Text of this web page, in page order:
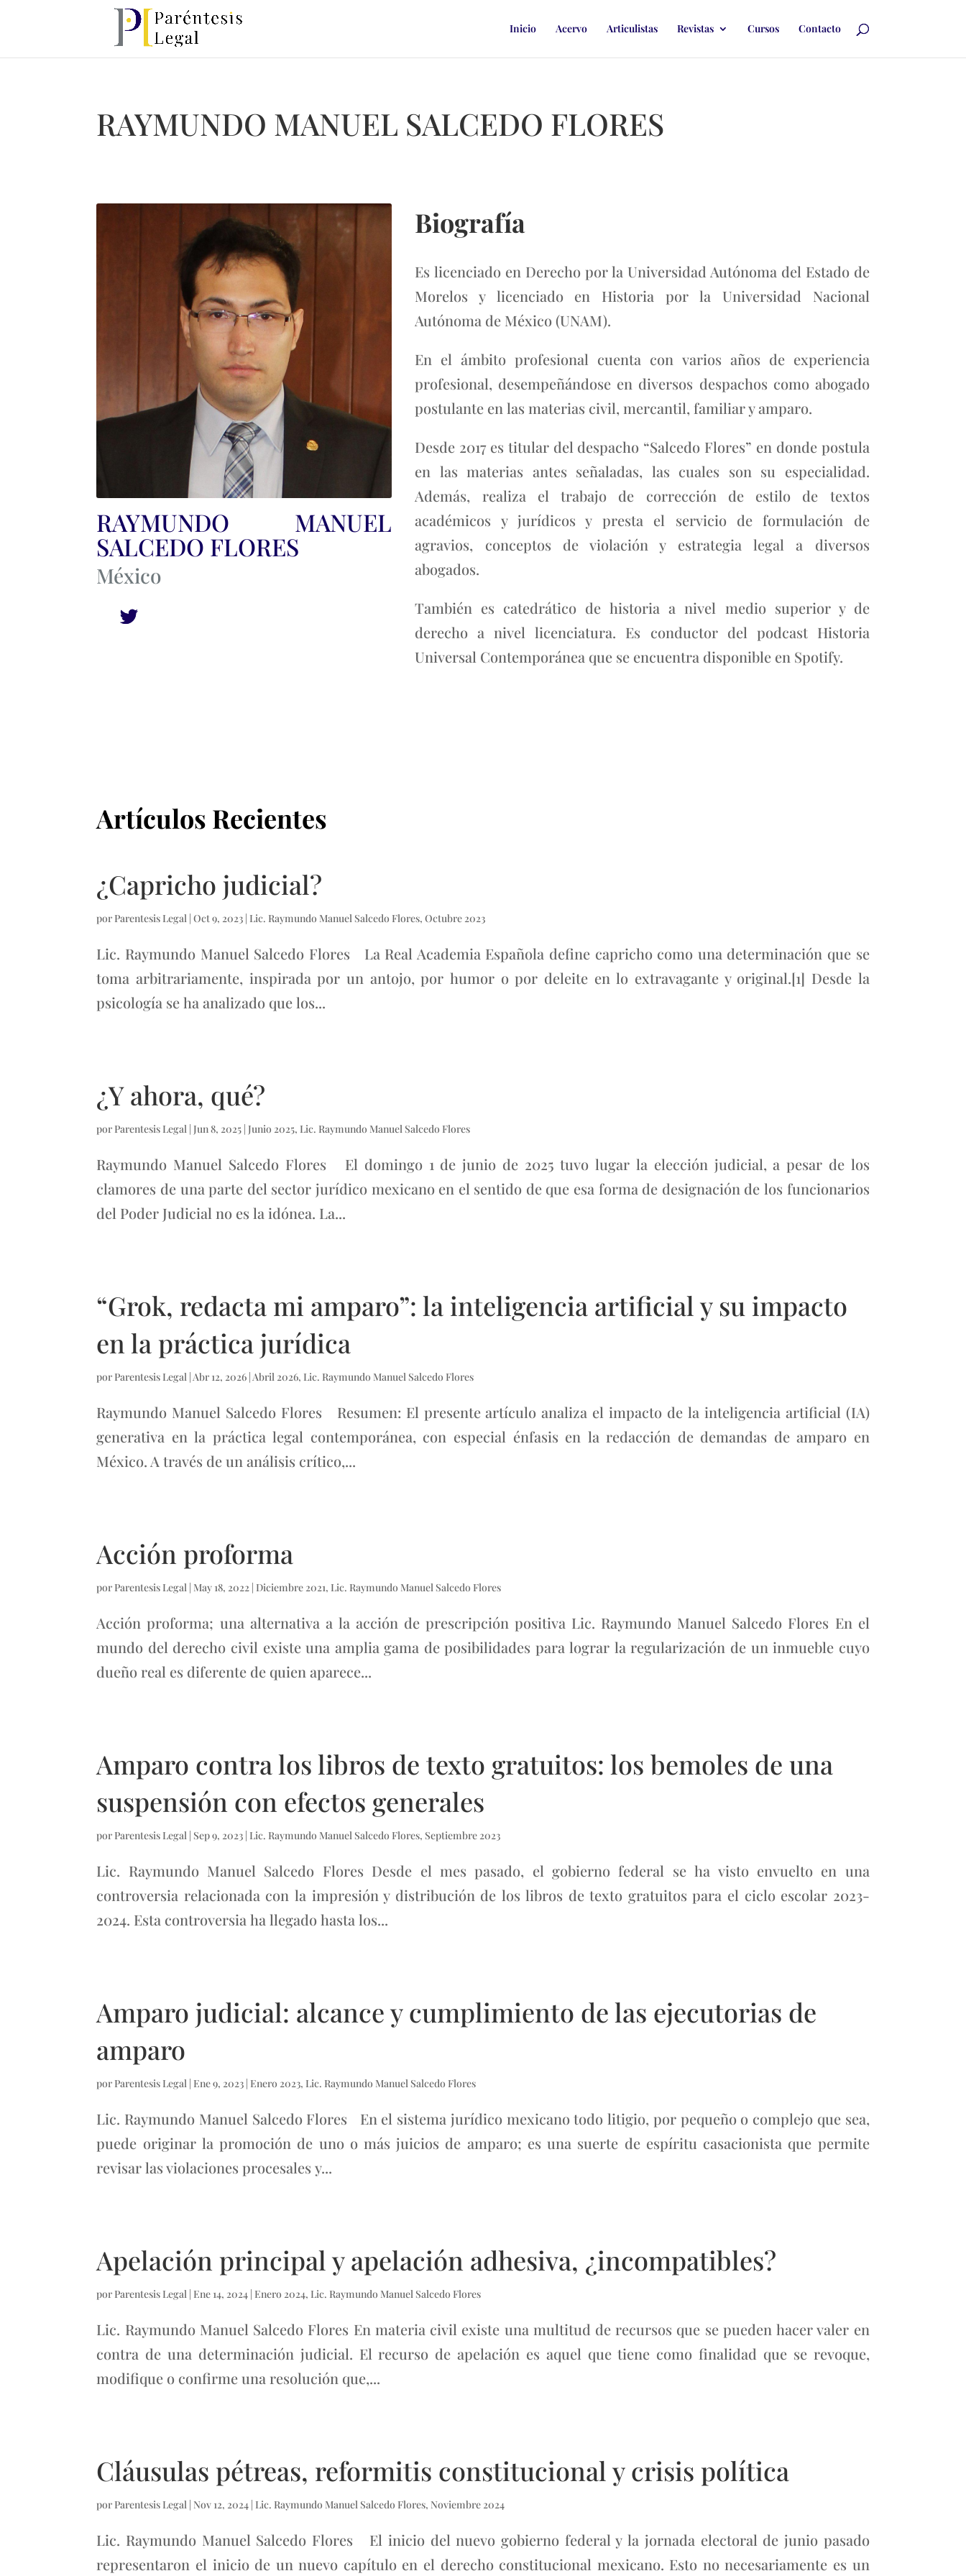
Inicio Acervo Articulistas Revistas Cursos Contacto
RAYMUNDO MANUEL SALCEDO FLORES
RAYMUNDO MANUEL
SALCEDO FLORES
México
Biografía
Es licenciado en Derecho por la Universidad Autónoma del Estado de
Morelos y licenciado en Historia por la Universidad Nacional
Autónoma de México (UNAM).
En el ámbito profesional cuenta con varios años de experiencia
profesional, desempeñándose en diversos despachos como abogado
postulante en las materias civil, mercantil, familiar y amparo.
Desde 2017 es titular del despacho “Salcedo Flores” en donde postula
en las materias antes señaladas, las cuales son su especialidad.
Además, realiza el trabajo de corrección de estilo de textos
académicos y jurídicos y presta el servicio de formulación de
agravios, conceptos de violación y estrategia legal a diversos
abogados.
También es catedrático de historia a nivel medio superior y de
derecho a nivel licenciatura. Es conductor del podcast Historia
Universal Contemporánea que se encuentra disponible en Spotify.
Artículos Recientes
¿Capricho judicial?
por Parentesis Legal |Oct 9, 2023 | Lic. Raymundo Manuel Salcedo Flores,Octubre 2023
Lic. Raymundo Manuel Salcedo Flores La Real Academia Española define capricho como una determinación que se
toma arbitrariamente, inspirada por un antojo, por humor o por deleite en lo extravagante y original.[1] Desde la
psicología se ha analizado que los...
¿Y ahora, qué?
por Parentesis Legal |Jun 8, 2025 |Junio 2025, Lic. Raymundo Manuel Salcedo Flores
Raymundo Manuel Salcedo Flores El domingo 1 de junio de 2025 tuvo lugar la elección judicial, a pesar de los
clamores de una parte del sector jurídico mexicano en el sentido de que esa forma de designación de los funcionarios
del Poder Judicial no es la idónea. La...
“Grok, redacta mi amparo”: la inteligencia artificial y su impacto
en la práctica jurídica
por Parentesis Legal | Abr 12, 2026 | Abril 2026, Lic. Raymundo Manuel Salcedo Flores
Raymundo Manuel Salcedo Flores Resumen: El presente artículo analiza el impacto de la inteligencia artificial (IA)
generativa en la práctica legal contemporánea, con especial énfasis en la redacción de demandas de amparo en
México. A través de un análisis crítico,...
Acción proforma
por Parentesis Legal | May 18, 2022 | Diciembre 2021, Lic. Raymundo Manuel Salcedo Flores
Acción proforma; una alternativa a la acción de prescripción positiva Lic. Raymundo Manuel Salcedo Flores En el
mundo del derecho civil existe una amplia gama de posibilidades para lograr la regularización de un inmueble cuyo
dueño real es diferente de quien aparece...
Amparo contra los libros de texto gratuitos: los bemoles de una
suspensión con efectos generales
por Parentesis Legal | Sep 9, 2023 | Lic. Raymundo Manuel Salcedo Flores, Septiembre 2023
Lic. Raymundo Manuel Salcedo Flores Desde el mes pasado, el gobierno federal se ha visto envuelto en una
controversia relacionada con la impresión y distribución de los libros de texto gratuitos para el ciclo escolar 2023-
2024. Esta controversia ha llegado hasta los...
Amparo judicial: alcance y cumplimiento de las ejecutorias de
amparo
por Parentesis Legal | Ene 9, 2023 | Enero 2023, Lic. Raymundo Manuel Salcedo Flores
Lic. Raymundo Manuel Salcedo Flores En el sistema jurídico mexicano todo litigio, por pequeño o complejo que sea,
puede originar la promoción de uno o más juicios de amparo; es una suerte de espíritu casacionista que permite
revisar las violaciones procesales y...
Apelación principal y apelación adhesiva, ¿incompatibles?
por Parentesis Legal | Ene 14, 2024 | Enero 2024, Lic. Raymundo Manuel Salcedo Flores
Lic. Raymundo Manuel Salcedo Flores En materia civil existe una multitud de recursos que se pueden hacer valer en
contra de una determinación judicial. El recurso de apelación es aquel que tiene como finalidad que se revoque,
modifique o confirme una resolución que,...
Cláusulas pétreas, reformitis constitucional y crisis política
por Parentesis Legal | Nov 12, 2024 | Lic. Raymundo Manuel Salcedo Flores, Noviembre 2024
Lic. Raymundo Manuel Salcedo Flores El inicio del nuevo gobierno federal y la jornada electoral de junio pasado
representaron el inicio de un nuevo capítulo en el derecho constitucional mexicano. Esto no necesariamente es un